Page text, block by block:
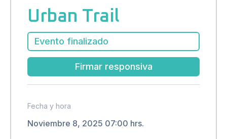
Urban Trail
Evento finalizado
Firmar responsiva
Fecha y hora
Noviembre 8, 2025 07:00 hrs.